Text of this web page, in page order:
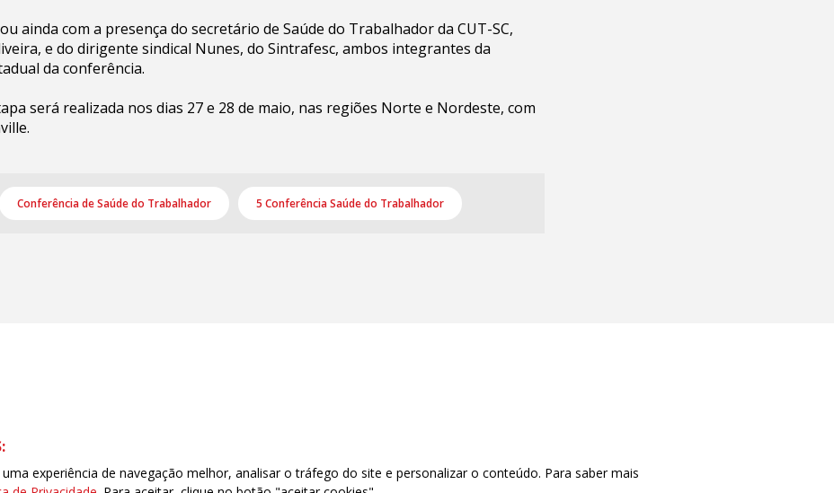
ainda com a presença do secretário de Saúde do Trabalhador da CUT-SC,
e do dirigente sindical Nunes, do Sintrafesc, ambos integrantes da
da conferência.
será realizada nos dias 27 e 28 de maio, nas regiões Norte e Nordeste, com
Conferência de Saúde do Trabalhador 5 Conferência Saúde do Trabalhador
– CEP: 88020-040 – Florianópolis – SC
experiência de navegação melhor, analisar o tráfego do site e personalizar o conteúdo. Para saber mais